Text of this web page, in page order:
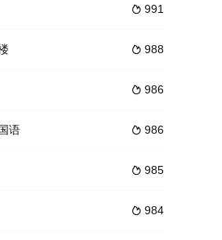
換鷥子，彩鸞再度懷孕錦鳯派人此作鷥奸夫
片是是映像支援企画TSUTAYA CREATORS'
 991
 988
 986
 986
语
 985
 984